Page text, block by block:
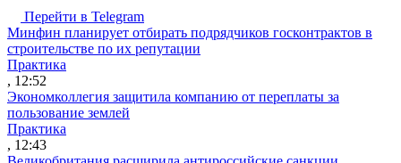
Перейти в Telegram
Минфин планирует отбирать подрядчиков госконтрактов в
строительстве по их репутации
Практика
, 12:52
Экономколлегия защитила компанию от переплаты за
пользование землей
Практика
, 12:43